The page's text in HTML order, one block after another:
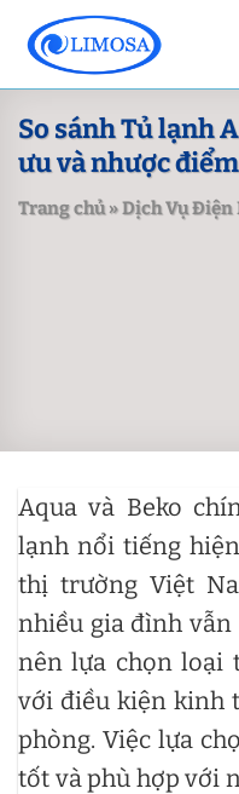
content
So sánh Tủ lạnh
ưu và nhược điểm
Trang chủ»Dịch Vụ Điện
Aqua và Beko
lạnh nổi tiếng
thị trường Việt
nhiều gia đình
nên lựa chọn loại
với điều kiện kinh
phòng. Việc lựa
tốt và phù hợp với